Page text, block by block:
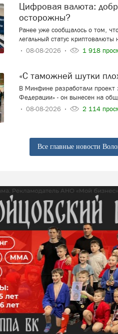
Цифровая валюта: добро пожаловать или будем
осторожны?
Ранее уже сообщалось о том,
легальный статус криптовалюты
08-08-2026
1 918
«С таможней шутки
В Минфине разработали проект
Федерации» - он вынесен на
08-08-2026
2 114
Все главные новости